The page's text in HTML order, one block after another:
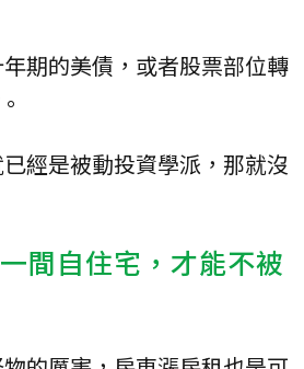
期的美債，或者股票部位轉
經是被動投資學派，那就沒
間自住宅，才能不被